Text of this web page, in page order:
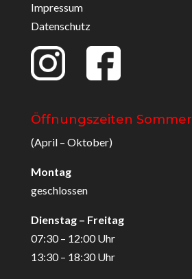
Impressum
Datenschutz
Öffnungszeiten Sommer
(April – Oktober)
Montag
geschlossen
Dienstag – Freitag
07:30 – 12:00 Uhr
13:30 – 18:30 Uhr